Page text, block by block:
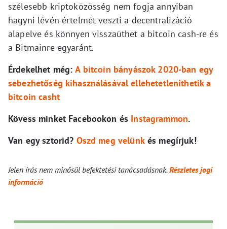
szélesebb kriptoközösség nem fogja annyiban
hagyni lévén értelmét veszti a decentralizáció
alapelve és könnyen visszaüthet a bitcoin cash-re és
a Bitmainre egyaránt.
Érdekelhet még: A bitcoin bányászok 2020-ban egy
sebezhetőség kihasználásával ellehetetleníthetik a
bitcoin casht
Kövess minket Facebookon és Instagrammon.
Van egy sztorid? Oszd meg velünkés megírjuk!
Jelen írás nem minősül befektetési tanácsadásnak.Részletes jogi
információ